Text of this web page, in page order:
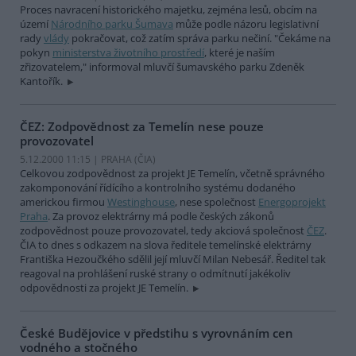
Proces navracení historického majetku, zejména lesů, obcím na
území Národního parku Šumava může podle názoru legislativní
rady vlády pokračovat, což zatím správa parku nečiní. "Čekáme na
pokyn ministerstva životního prostředí, které je naším
zřizovatelem," informoval mluvčí šumavského parku Zdeněk
Kantořík.
ČEZ: Zodpovědnost za Temelín nese pouze
provozovatel
5.12.2000 11:15 | PRAHA (ČIA)
Celkovou zodpovědnost za projekt JE Temelín, včetně správného
zakomponování řídícího a kontrolního systému dodaného
americkou firmou Westinghouse, nese společnost Energoprojekt
Praha. Za provoz elektrárny má podle českých zákonů
zodpovědnost pouze provozovatel, tedy akciová společnost ČEZ.
ČIA to dnes s odkazem na slova ředitele temelínské elektrárny
Františka Hezoučkého sdělil její mluvčí Milan Nebesář. Ředitel tak
reagoval na prohlášení ruské strany o odmítnutí jakékoliv
odpovědnosti za projekt JE Temelín.
České Budějovice v předstihu s vyrovnáním cen
vodného a stočného